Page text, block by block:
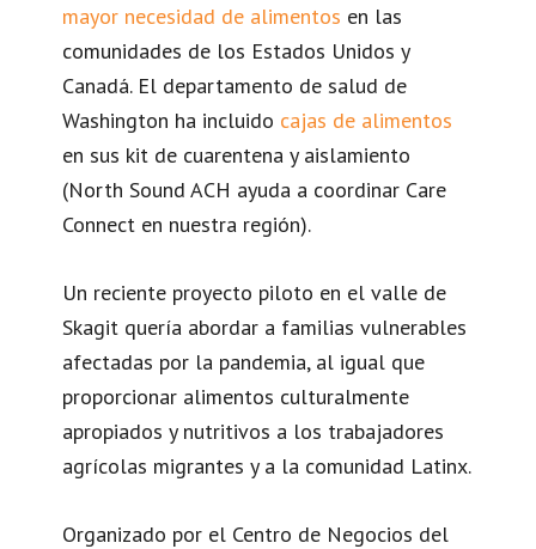
mayor necesidad de alimentos en las
comunidades de los Estados Unidos y
Canadá. El departamento de salud de
Washington ha incluido cajas de alimentos
en sus kit de cuarentena y aislamiento
(North Sound ACH ayuda a coordinar Care
Connect en nuestra región).
Un reciente proyecto piloto en el valle de
Skagit quería abordar a familias vulnerables
afectadas por la pandemia, al igual que
proporcionar alimentos culturalmente
apropiados y nutritivos a los trabajadores
agrícolas migrantes y a la comunidad Latinx.
Organizado por el Centro de Negocios del